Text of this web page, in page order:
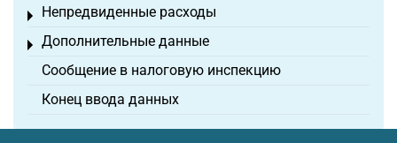
Непредвиденные расходы
Toggle menu
Дополнительные данные
Toggle menu
Сообщение в налоговую инспекцию
Конец ввода данных